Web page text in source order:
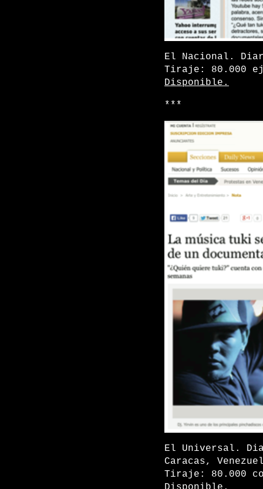
El Nacional.
Tiraje: 80.000
Disponible.
***
El Universal.
Caracas,
Tiraje: 80.000